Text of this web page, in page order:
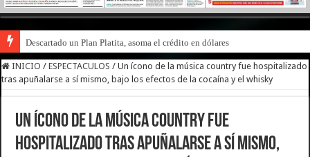
Descartado un Plan Platita, asoma el crédito en dólares
INICIO / ESPECTACULOS / Un ícono de la música country fue hospitalizado
tras apuñalarse a sí mismo, bajo los efectos de la cocaína y el whisky
Un ícono de la música country fue
hospitalizado tras apuñalarse a sí mismo,